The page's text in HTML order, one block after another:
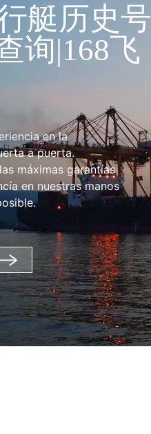
艇历史号
询|168飞
en la
a puerta.
máximas garantías
en nuestras manos